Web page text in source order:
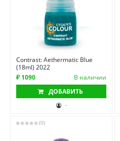
Contrast: Aethermatic Blue
(18ml) 2022
₽ 1090
В наличии
ДОБАВИТЬ
-
(0)